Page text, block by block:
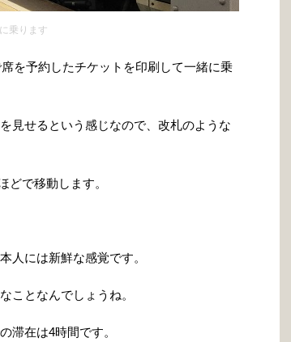
乗ります
を予約したチケットを印刷して一緒に乗
見せるという感じなので、改札のような
どで移動します。
人には新鮮な感覚です。
ことなんでしょうね。
滞在は4時間です。